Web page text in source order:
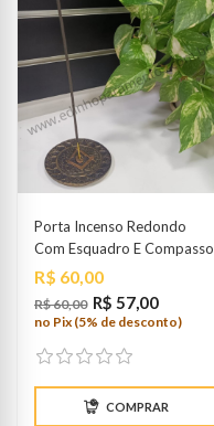
Porta Incenso Redondo
Com Esquadro E Compasso
Preço
R$ 60,00
R$ 60,00 R$ 57,00
no Pix (5% de desconto)
COMPRAR